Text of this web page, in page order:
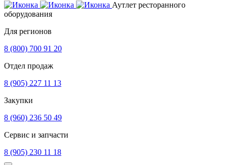
Аутлет ресторанного
оборудования
Для регионов
8 (800) 700 91 20
Отдел продаж
8 (905) 227 11 13
Закупки
8 (960) 236 50 49
Сервис и запчасти
8 (905) 230 11 18